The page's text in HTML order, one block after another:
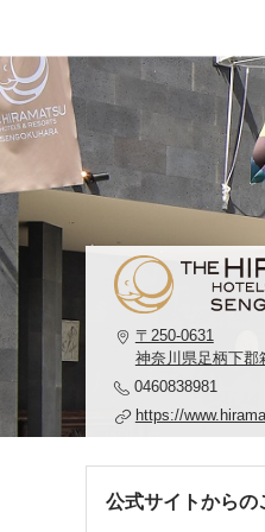
〒250-0631
神奈川県足柄下郡
0460838981
https://
公式サイトからの